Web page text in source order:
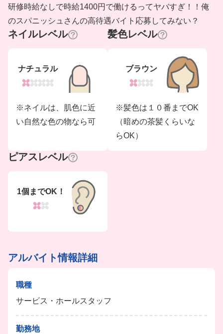
研修時給なしで時給1400円で働けるってヤバすぎ！！俺
のスパニッシュさんの高待遇バイト応募してみない？
ネイルレベル
ナチュラル
※ネイルは、肌色に近
い自然な色の物なら可
髪色レベル
ブラウン
※髪色は１０番までOK
（暗めの茶髪くらいな
らOK）
ピアスレベル
1個までOK！
アルバイト情報詳細
職種
サービス・ホールスタッフ
勤務地